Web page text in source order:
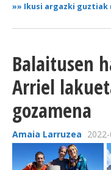
»» Ikusi argazki guztiak
Balaitusen
Arriel
gozamena
Amaia Larruzea